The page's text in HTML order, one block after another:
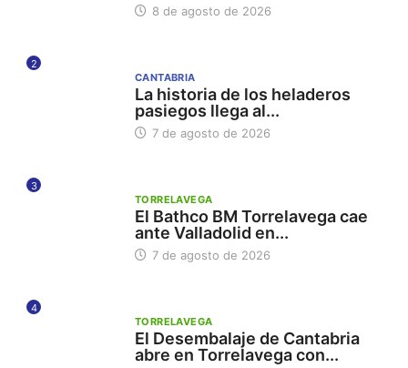
8 de agosto de 2026
2
CANTABRIA
La historia de los heladeros
pasiegos llega al...
7 de agosto de 2026
3
TORRELAVEGA
El Bathco BM Torrelavega cae
ante Valladolid en...
7 de agosto de 2026
4
TORRELAVEGA
El Desembalaje de Cantabria
abre en Torrelavega con...